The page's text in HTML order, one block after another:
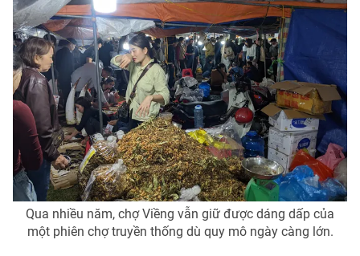
Qua nhiều năm, chợ Viềng vẫn giữ được dáng dấp của
một phiên chợ truyền thống dù quy mô ngày càng lớn.